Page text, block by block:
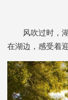
风吹过时，
在湖边，感受着